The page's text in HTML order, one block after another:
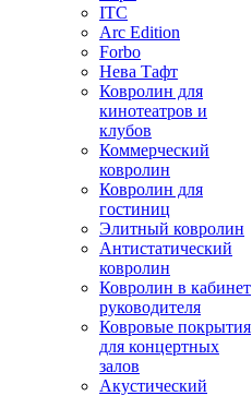
ITC
Arc Edition
Forbo
Нева Тафт
Ковролин для
кинотеатров и
клубов
Коммерческий
ковролин
Ковролин для
гостиниц
Элитный ковролин
Антистатический
ковролин
Ковролин в кабинет
руководителя
Ковровые покрытия
для концертных
залов
Акустический